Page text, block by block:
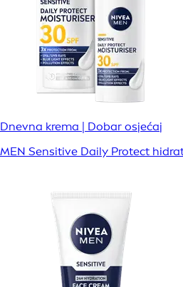
Dnevna krema | Dobar osjećaj
MEN Sensitive Daily Protect